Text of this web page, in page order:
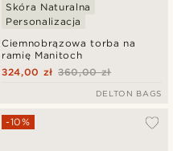
Ciemnobrązowa torba na
ramię Manitoch
Skóra Naturalna
Personalizacja
360,00 zł
324,00 zł
DELTON BAGS
-10%